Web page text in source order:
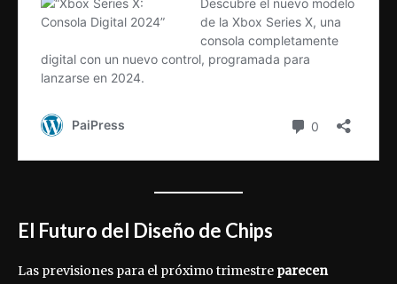
El Futuro del Diseño de Chips
Las previsiones para el próximo trimestre parecen